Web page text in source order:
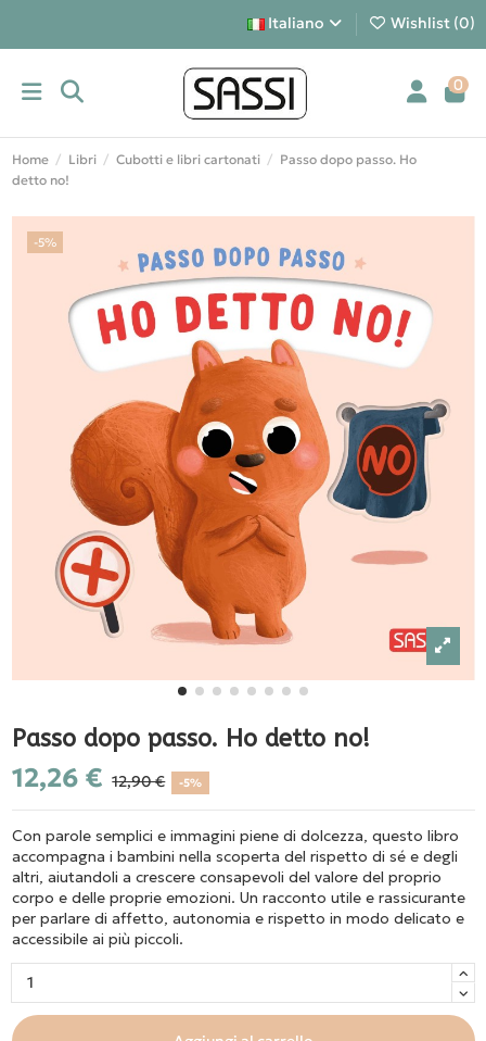
Italiano Wishlist (0)
0
Home Libri Cubotti e libri cartonati
Passo dopo passo. Ho
detto no!
-5%
Passo dopo passo. Ho detto no!
12,26 € 12,90 € -5%
Con parole semplici e immagini piene di dolcezza, questo libro
accompagna i bambini nella scoperta del rispetto di sé e degli
altri, aiutandoli a crescere consapevoli del valore del proprio
corpo e delle proprie emozioni. Un racconto utile e rassicurante
per parlare di affetto, autonomia e rispetto in modo delicato e
accessibile ai più piccoli.